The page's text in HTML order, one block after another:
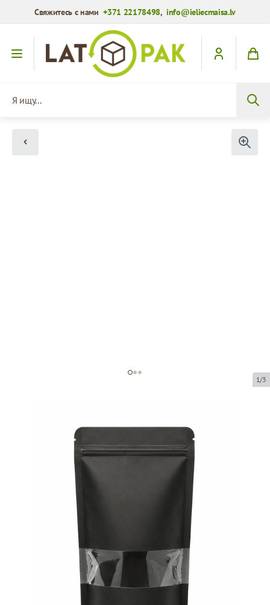
Свяжитесь с нами+371 22178498,info@ieliecmaisa.lv
Перейти к содержимому
1/3
застежкой зип-лок
76211
130 x 70 x 225 mm
Pap50g/CPP/Pe60
Tовар можно получить в пункте выдачи.
Цена за 100 штук
18,63 €